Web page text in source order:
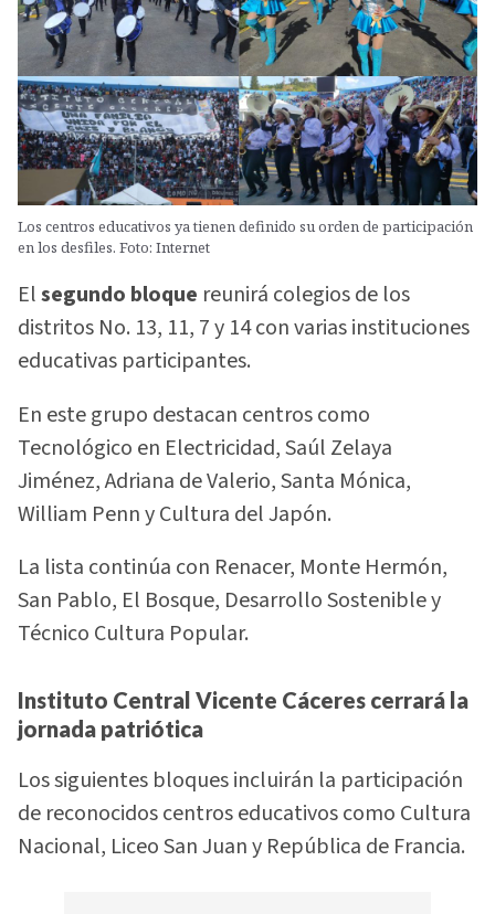
Los centros educativos ya tienen definido su orden de participación
en los desfiles. Foto: Internet
Elsegundo bloque reunirá colegios de los
distritos No. 13, 11, 7 y 14 con varias instituciones
educativas participantes.
En este grupo destacan centros como
Tecnológico en Electricidad, Saúl Zelaya
Jiménez, Adriana de Valerio, Santa Mónica,
William Penn y Cultura del Japón.
La lista continúa con Renacer, Monte Hermón,
San Pablo, El Bosque, Desarrollo Sostenible y
Técnico Cultura Popular.
Instituto Central Vicente Cáceres cerrará la
jornada patriótica
Los siguientes bloques incluirán la participación
de reconocidos centros educativos como Cultura
Nacional, Liceo San Juan y República de Francia.